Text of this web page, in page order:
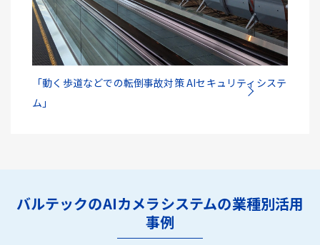
「動く歩道などでの転倒事故対策 AIセキュリティシステ
ム」
バルテックのAIカメラシステムの業種別活用
事例